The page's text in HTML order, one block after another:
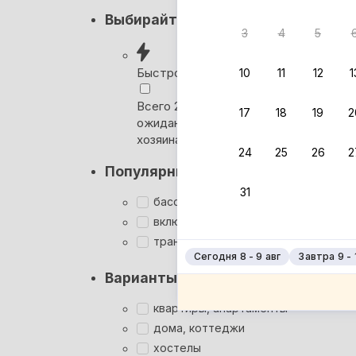
3 4 5
10 11 12
17 18 19
24 25 26
31
Сегодня 8 - 9 авг Завтра 9 -
Выбирайте лучшее
Быстрое бронирование
Всего 2 минуты, без
ожидания ответа от
хозяина
Популярные фильтры
бассейн
включён завтрак
трансфер
Варианты размещения
квартиры, апартаменты
дома, коттеджи
хостелы
Вернём
Кэшбэк